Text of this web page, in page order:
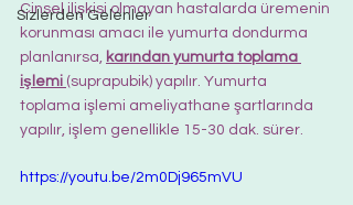
Sizlerden Gelenler
Cinsel ilişkisi olmayan hastalarda üremenin
korunması amacı ile yumurta dondurma
planlanırsa, karından yumurta toplama
işlemi (suprapubik) yapılır. Yumurta
toplama işlemi ameliyathane şartlarında
yapılır, işlem genellikle 15-30 dak. sürer.
https://youtu.be/2m0Dj965mVU